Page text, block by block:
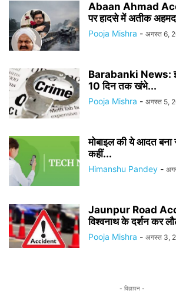
Abaan Ahmad
पर हादसे में अतीक
Pooja Mishra - अगस्त 6,
Barabanki News:
10 दिन तक खंभे...
Pooja Mishra - अगस्त 5,
मोबाइल की ये आदत बना
कहीं...
Himanshu Pandey -
Jaunpur Road
विश्वनाथ के दर्शन कर
Pooja Mishra - अगस्त 3,
- विज्ञापन -